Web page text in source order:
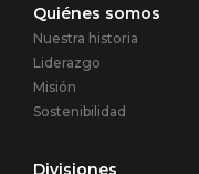
Navigazione
principale
Quiénes somos
Nuestra historia
Liderazgo
Misión
Sostenibilidad
Divisiones